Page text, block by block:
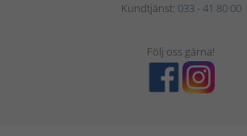
Kundtjänst: 033 - 41 80 00
Följ oss gärna!